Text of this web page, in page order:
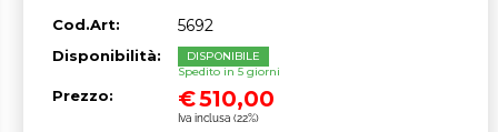
Cod.Art: 5692
Disponibilità:
DISPONIBILE
Spedito in 5 giorni
Prezzo: €510,00
Iva inclusa (22%)